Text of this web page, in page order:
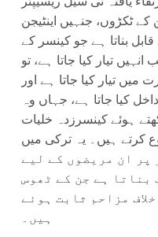
کے ٹکڑوں، جنہیں اینٹیجن
بناتا ہے جو کینسر کے
تیار کیا جاتا ہے، تو
تیار کیا جاتا ہے اور
کیا جاتا ہے، جہاں وہ
ہوئے کینسرزدہ خلیات
کرتے ہیں۔ یہ ترکی میں
پر ان مریضوں کے لیے
بناتا ہے جن کے ٹھوس
مزاحم ثابت ہوئے
ہیں۔